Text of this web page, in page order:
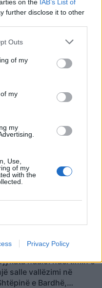
on the IAB’s List of
further disclose it to other
Outs
of my
my
my
Use,
of my
with the
Privacy Policy
banorët
bashkimin me
marshojnë
Tiranë
ndaloi ndërtimin e
salle vallëzimi në
e Bardhë,